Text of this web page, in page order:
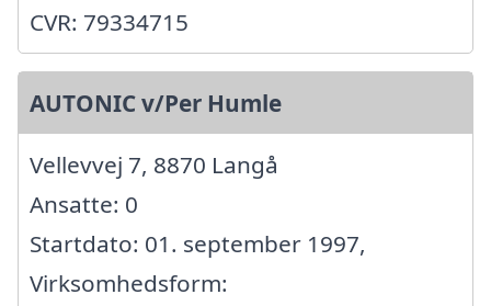
CVR: 79334715
AUTONIC v/Per Humle
Vellevvej 7, 8870 Langå
Ansatte: 0
Startdato: 01. september 1997,
Virksomhedsform: